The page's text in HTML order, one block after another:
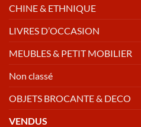
CHINE & ETHNIQUE
LIVRES D’OCCASION
MEUBLES & PETIT MOBILIER
Non classé
OBJETS BROCANTE & DECO
VENDUS